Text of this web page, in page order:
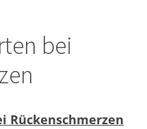
bei
Rückenschmerzen